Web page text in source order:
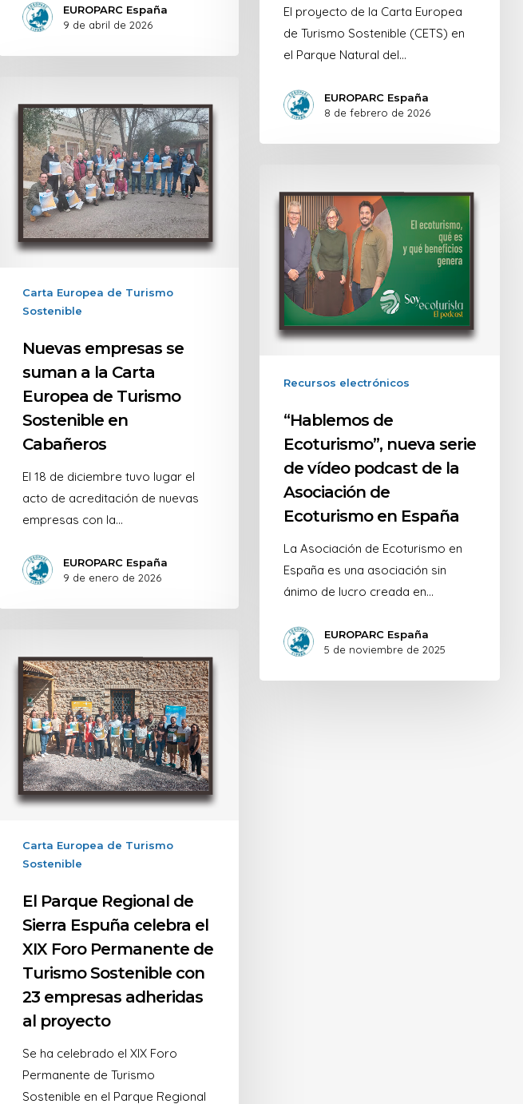
EUROPARC España
9 de abril de 2026
El proyecto de la Carta Europea
de Turismo Sostenible (CETS) en
el Parque Natural del…
EUROPARC España
8 de febrero de 2026
Carta Europea de Turismo
Sostenible
Nuevas empresas se
suman a la Carta
Europea de Turismo
Sostenible en
Cabañeros
El 18 de diciembre tuvo lugar el
acto de acreditación de nuevas
empresas con la…
EUROPARC España
9 de enero de 2026
Recursos electrónicos
“Hablemos de
Ecoturismo”, nueva serie
de vídeo podcast de la
Asociación de
Ecoturismo en España
La Asociación de Ecoturismo en
España es una asociación sin
ánimo de lucro creada en…
EUROPARC España
5 de noviembre de 2025
Carta Europea de Turismo
Sostenible
El Parque Regional de
Sierra Espuña celebra el
XIX Foro Permanente de
Turismo Sostenible con
23 empresas adheridas
al proyecto
Se ha celebrado el XIX Foro
Permanente de Turismo
Sostenible en el Parque Regional